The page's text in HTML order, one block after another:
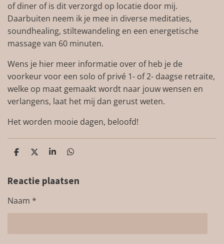
of diner of is dit verzorgd op locatie door mij.
Daarbuiten neem ik je mee in diverse meditaties,
soundhealing, stiltewandeling en een energetische
massage van 60 minuten.
Wens je hier meer informatie over of heb je de
voorkeur voor een solo of privé 1- of 2- daagse retraite,
welke op maat gemaakt wordt naar jouw wensen en
verlangens, laat het mij dan gerust weten.
Het worden mooie dagen, beloofd!
D
e
n
D
l
S
r
e
D
e
n
Reactie plaatsen
Naam *